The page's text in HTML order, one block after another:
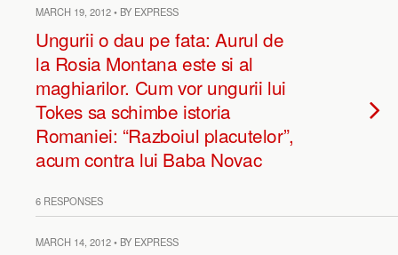
MARCH 19, 2012 • BY EXPRESS
Ungurii o dau pe fata: Aurul de
la Rosia Montana este si al
maghiarilor. Cum vor ungurii lui
Tokes sa schimbe istoria
Romaniei: “Razboiul placutelor”,
acum contra lui Baba Novac
6 RESPONSES
MARCH 14, 2012 • BY EXPRESS